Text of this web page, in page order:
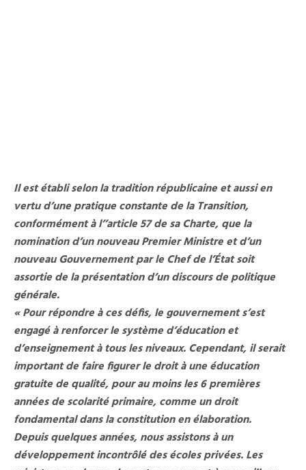
Il est établi selon la tradition républicaine et aussi en
vertu d’une pratique constante de la Transition,
conformément à l’’article 57 de sa Charte, que la
nomination d’un nouveau Premier Ministre et d’un
nouveau Gouvernement par le Chef de l’État soit
assortie de la présentation d’un discours de politique
générale.
« Pour répondre à ces défis, le gouvernement s’est
engagé à renforcer le système d’éducation et
d’enseignement à tous les niveaux. Cependant, il serait
important de faire figurer le droit à une éducation
gratuite de qualité, pour au moins les 6 premières
années de scolarité primaire, comme un droit
fondamental dans la constitution en élaboration.
Depuis quelques années, nous assistons à un
développement incontrôlé des écoles privées. Les